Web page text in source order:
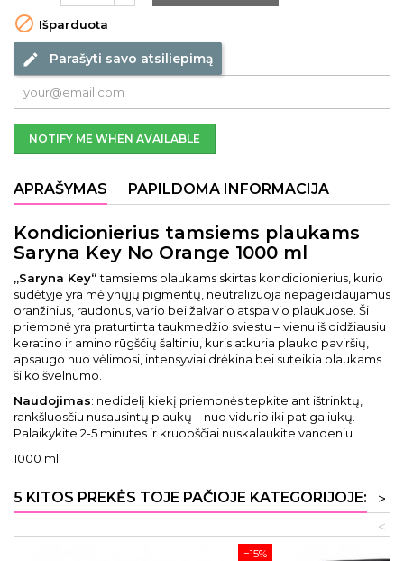
 Išparduota
edit Parašyti savo atsiliepimą
NOTIFY ME WHEN AVAILABLE
APRAŠYMAS PAPILDOMA INFORMACIJA
Kondicionierius tamsiems plaukams
Saryna Key No Orange 1000 ml
„Saryna Key“tamsiems plaukams skirtas kondicionierius, kurio
sudėtyje yra mėlynųjų pigmentų, neutralizuoja nepageidaujamus
oranžinius, raudonus, vario bei žalvario atspalvio plaukuose. Ši
priemonė yra praturtinta taukmedžio sviestu – vienu iš didžiausiu
keratino ir amino rūgščių šaltiniu, kuris atkuria plauko paviršių,
apsaugo nuo vėlimosi, intensyviai drėkina bei suteikia plaukams
šilko švelnumo.
Naudojimas: nedidelį kiekį priemonės tepkite ant ištrinktų,
rankšluosčiu nusausintų plaukų – nuo vidurio iki pat galiukų.
Palaikykite 2-5 minutes ir kruopščiai nuskalaukite vandeniu.
1000 ml
5 KITOS PREKĖS TOJE PAČIOJE KATEGORIJOJE:
>
<
−15%